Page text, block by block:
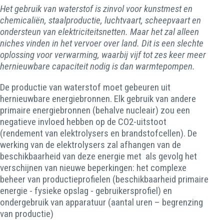
Het gebruik van waterstof is zinvol voor kunstmest en
chemicaliën, staalproductie, luchtvaart, scheepvaart en
ondersteun van elektriciteitsnetten. Maar het zal alleen
niches vinden in het vervoer over land. Dit is een slechte
oplossing voor verwarming, waarbij vijf tot zes keer meer
hernieuwbare capaciteit nodig is dan warmtepompen.
De productie van waterstof moet gebeuren uit
hernieuwbare energiebronnen. Elk gebruik van andere
primaire energiebronnen (behalve nucleair) zou een
negatieve invloed hebben op de CO2-uitstoot
(rendement van elektrolysers en brandstofcellen). De
werking van de elektrolysers zal afhangen van de
beschikbaarheid van deze energie met als gevolg het
verschijnen van nieuwe beperkingen: het complexe
beheer van productieprofielen (beschikbaarheid primaire
energie - fysieke opslag - gebruikersprofiel) en
ondergebruik van apparatuur (aantal uren – begrenzing
van productie)